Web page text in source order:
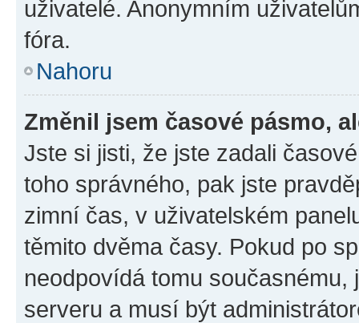
uživatelé. Anonymním
fóra.
Nahoru
Změnil jsem časové pásmo,
Jste si jisti, že jste zadali
toho správného, pak jste
zimní čas, v uživatelském
těmito dvěma časy. Pokud po
neodpovídá tomu
serveru a musí být